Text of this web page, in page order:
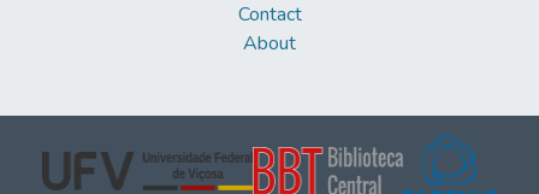
Contact
About